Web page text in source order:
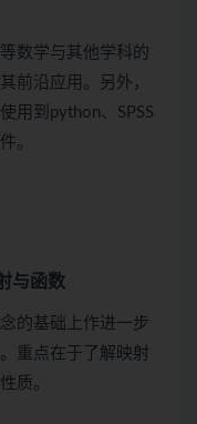
数学与其他学科的
前沿应用。另外，
用到python、SPSS
。
与函数
的基础上作进一步
重点在于了解映射
质。